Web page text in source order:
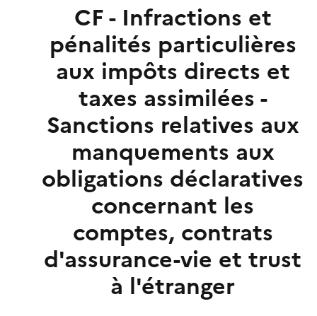
CF - Infractions et
pénalités particulières
aux impôts directs et
taxes assimilées -
Sanctions relatives aux
manquements aux
obligations déclaratives
concernant les
comptes, contrats
d'assurance-vie et trust
à l'étranger